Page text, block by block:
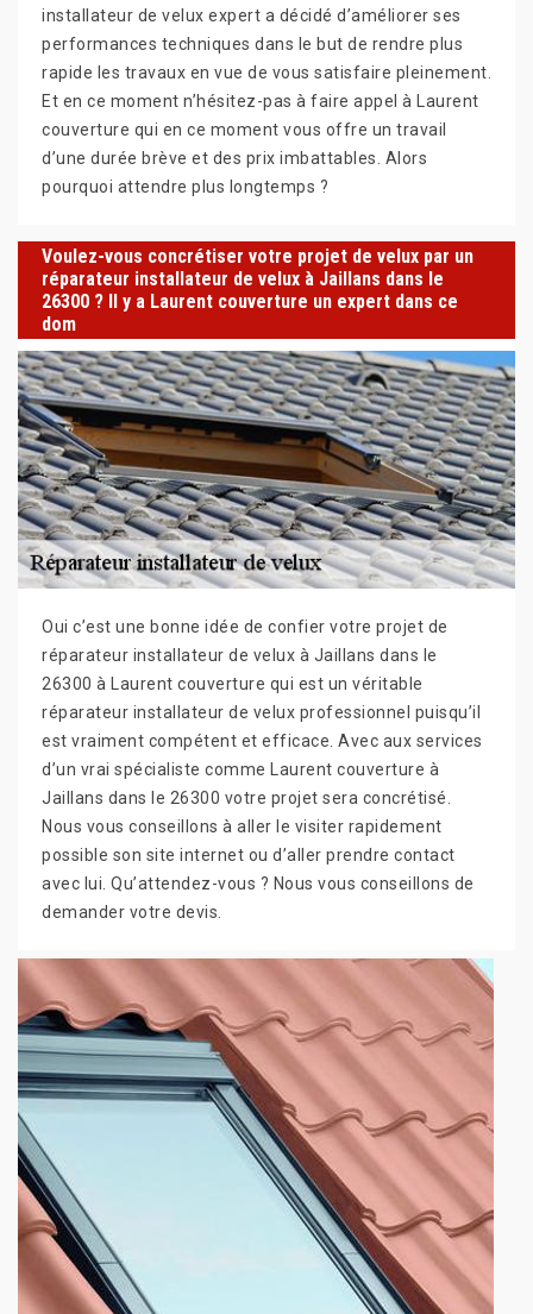
installateur de velux expert a décidé d’améliorer ses
performances techniques dans le but de rendre plus
rapide les travaux en vue de vous satisfaire pleinement.
Et en ce moment n’hésitez-pas à faire appel à Laurent
couverture qui en ce moment vous offre un travail
d’une durée brève et des prix imbattables. Alors
pourquoi attendre plus longtemps ?
Voulez-vous concrétiser votre projet de velux par un
réparateur installateur de velux à Jaillans dans le
26300 ? Il y a Laurent couverture un expert dans ce
dom
Oui c’est une bonne idée de confier votre projet de
réparateur installateur de velux à Jaillans dans le
26300 à Laurent couverture qui est un véritable
réparateur installateur de velux professionnel puisqu’il
est vraiment compétent et efficace. Avec aux services
d’un vrai spécialiste comme Laurent couverture à
Jaillans dans le 26300 votre projet sera concrétisé.
Nous vous conseillons à aller le visiter rapidement
possible son site internet ou d’aller prendre contact
avec lui. Qu’attendez-vous ? Nous vous conseillons de
demander votre devis.